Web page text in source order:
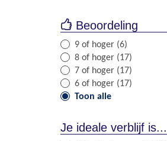
Beoordeling
9 of hoger (6)
8 of hoger (17)
7 of hoger (17)
6 of hoger (17)
Toon alle
Je ideale verblijf is...